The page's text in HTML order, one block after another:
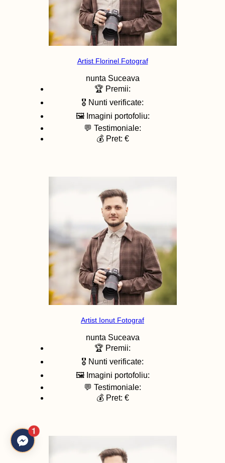
Artist Florinel Fotograf
nunta Suceava
🏆 Premii:
🎖️ Nunti verificate:
🖼️ Imagini portofoliu:
💬 Testimoniale:
💰 Pret: €
Artist Ionut Fotograf
nunta Suceava
🏆 Premii:
🎖️ Nunti verificate:
🖼️ Imagini portofoliu:
💬 Testimoniale:
💰 Pret: €